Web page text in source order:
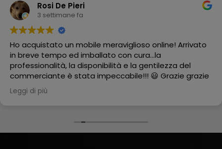
Rosi De Pieri
3 settimane fa
Ho acquistato un mobile meraviglioso online! Arrivato
in breve tempo ed imballato con cura...la
professionalità, la disponibilità e la gentilezza del
commerciante è stata impeccabile!!! 😃 Grazie grazie
grazie
Leggi di più